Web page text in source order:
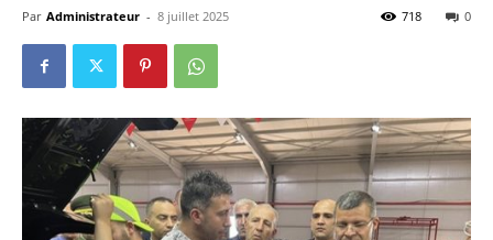
Par Administrateur - 8 juillet 2025 0
718